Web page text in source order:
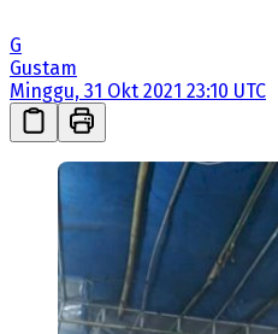
G
Gustam
Minggu, 31 Okt 2021 23:10 UTC